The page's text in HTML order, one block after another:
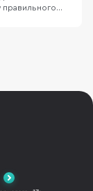
правильного
пристрої